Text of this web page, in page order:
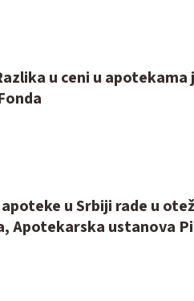
u ceni u apotekama
u Srbiji rade u
Apotekarska ustanova